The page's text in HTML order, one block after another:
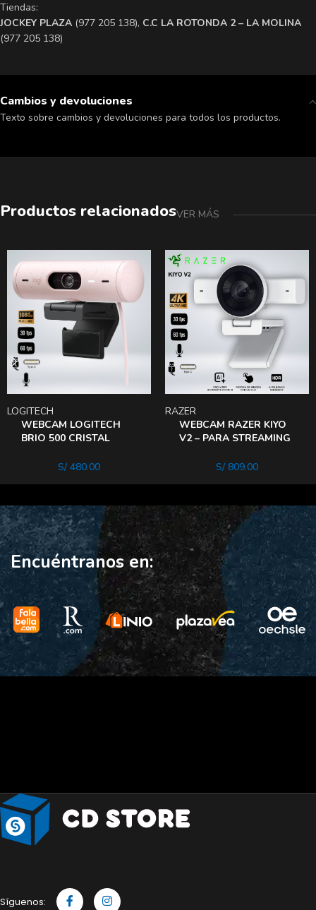
Tiendas:
​JOCKEY PLAZA (977 205 138), ​C.C LA ROTONDA 2 – LA MOLINA
(977 205 138)
Cambios y devoluciones
Texto sobre cambios y devoluciones para todos los productos.
Productos relacionadosVER MÁS
WEBCAM LOGITECH
BRIO 500 CRISTAL
Puerto USB-C
LOGITECH
S/480.00
WEBCAM RAZER KIYO
V2 – PARA STREAMING
(BLANCO)
RAZER
S/809.00
Encuéntranos en:
Síguenos: